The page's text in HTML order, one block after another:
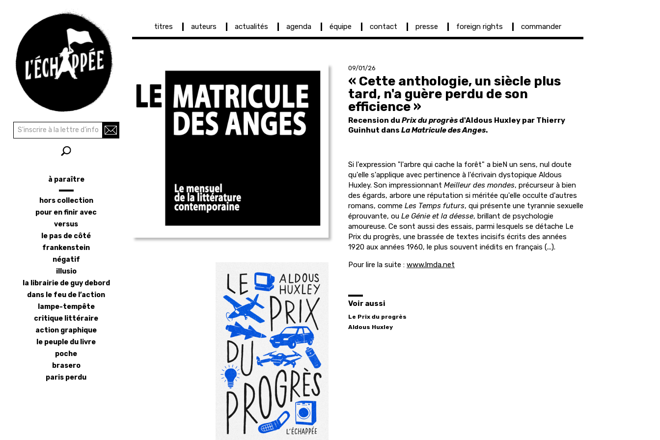
contenu
principal
principale
titres auteurs actualités agenda équipe contact presse foreign rights commander
09/01/26
« Cette anthologie, un siècle plus
tard, n'a guère perdu de son
efficience »
Recension du Prix du progrès d'Aldous Huxley par Thierry
Guinhut dans La Matricule des Anges.
Si l'expression "l'arbre qui cache la forêt" a bieN un sens, nul doute
qu'elle s'applique avec pertinence à l'écrivain dystopique Aldous
Huxley. Son impressionnant Meilleur des mondes, précurseur à bien
des égards, arbore une réputation si méritée qu'elle occulte d'autres
romans, comme Les Temps futurs, qui présente une tyrannie sexuelle
éprouvante, ou Le Génie et la déesse, brillant de psychologie
amoureuse. Ce sont aussi des essais, parmi lesquels se détache Le
Prix du progrès, une brassée de textes incisifs écrits des années
1920 aux années 1960, le plus souvent inédits en français (...).
Pour lire la suite : www.lmda.net
Voir aussi
Le Prix du progrès
Aldous Huxley
Rechercher
latéral
à paraître
hors collection
pour en finir avec
versus
le pas de côté
frankenstein
négatif
illusio
la librairie de guy debord
dans le feu de l’action
lampe-tempête
critique littéraire
action graphique
le peuple du livre
poche
brasero
paris perdu